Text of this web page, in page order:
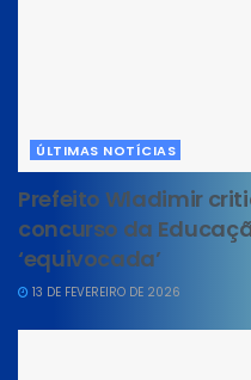
ÚLTIMAS NOTÍCIAS
Prefeito Wladimir
concurso da
‘equivocada’
13 DE FEVEREIRO DE 2026